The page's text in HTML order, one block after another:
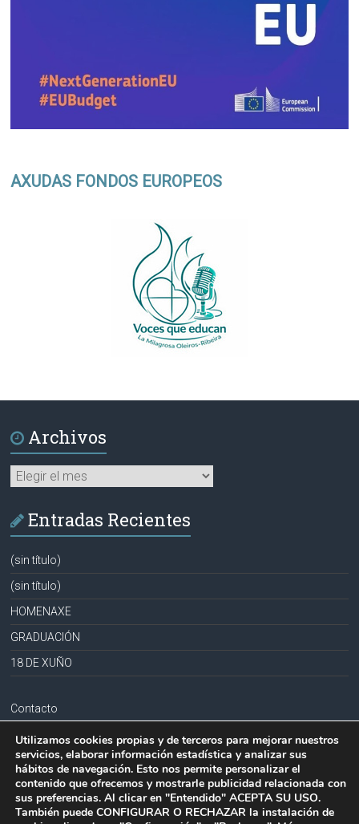
AXUDAS FONDOS EUROPEOS
Archivos
Archivos
Entradas Recientes
(sin título)
(sin título)
HOMENAXE
GRADUACIÓN
18 DE XUÑO
Contacto
Aviso legal
Política de privacidad
Política de cookies
Utilizamos cookies propias y de terceros para mejorar nuestros
servicios, elaborar información estadística y analizar sus
hábitos de navegación. Esto nos permite personalizar el
contenido que ofrecemos y mostrarle publicidad relacionada con
sus preferencias. Al clicar en "Entendido" ACEPTA SU USO.
También puede CONFIGURAR O RECHAZAR la instalación de